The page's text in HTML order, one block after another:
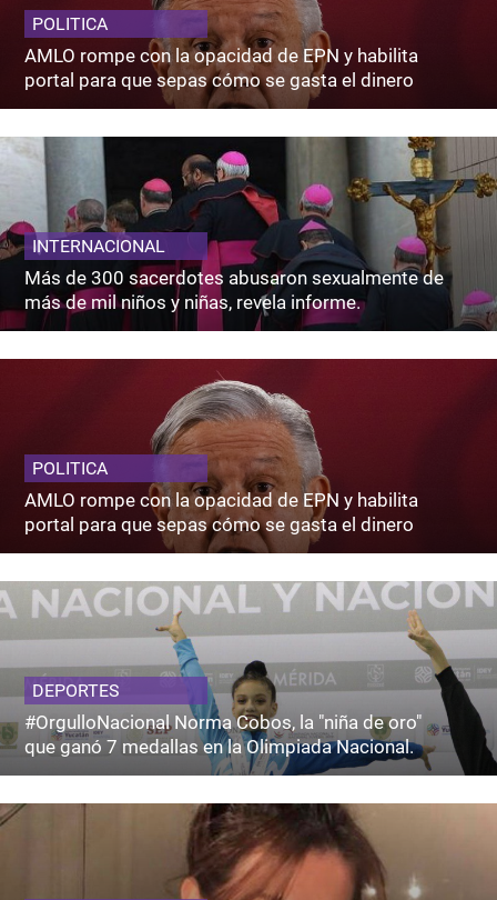
POLITICA
AMLO rompe con la opacidad de EPN y habilita
portal para que sepas cómo se gasta el dinero
INTERNACIONAL
Más de 300 sacerdotes abusaron sexualmente de
más de mil niños y niñas, revela informe.
POLITICA
AMLO rompe con la opacidad de EPN y habilita
portal para que sepas cómo se gasta el dinero
DEPORTES
#OrgulloNacional Norma Cobos, la "niña de oro"
que ganó 7 medallas en la Olimpiada Nacional.